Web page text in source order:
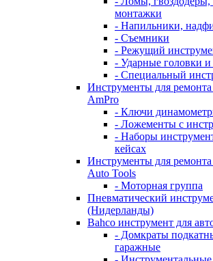
монтажки
- Напильники,
- Съемники
- Режущий
- Ударные головки и
- Специальный
Инструменты для
AmPro
- Ключи
- Ложементы с
- Наборы
кейсах
Инструменты для
Auto Tools
- Моторная группа
Пневматический
(Нидерланды)
Bahco инструмент для
- Домкраты
гаражные